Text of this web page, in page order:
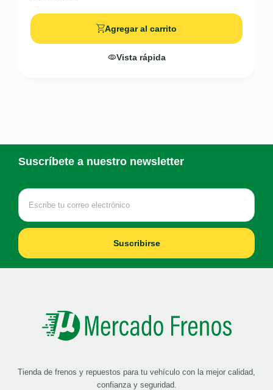
Agregar al carrito
Vista rápida
Suscríbete a nuestro newsletter
Suscribirse
Tienda de frenos y repuestos para tu vehículo con la mejor calidad,
confianza y seguridad.